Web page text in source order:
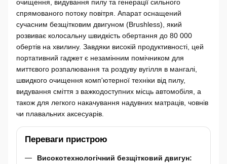
очищення, видування пилу та генерації сильного
спрямованого потоку повітря. Апарат оснащений
сучасним безщітковим двигуном (Brushless), який
розвиває колосальну швидкість обертання до 80 000
обертів на хвилину. Завдяки високій продуктивності, цей
портативний гаджет є незамінним помічником для
миттєвого розпалювання та роздуву вугілля в мангалі,
швидкого очищення комп'ютерної техніки від пилу,
видування сміття з важкодоступних місць автомобіля, а
також для легкого накачування надувних матраців, човнів
чи плавальних аксесуарів.
Переваги пристрою
Високотехнологічний безщітковий двигун: